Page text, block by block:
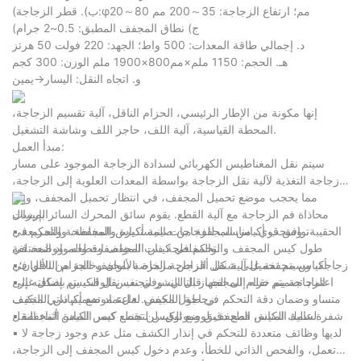
(ب). قطر الزجاجة:φ20～80 مم؛ ارتفاع الزجاجة: 35～200 مم
(ج) نطاق المجفف المطبق: 0.5~2 جرام
د. إجمالي طاقة المعدات: 500 واط؛ الجهد: 220 فولت 50 هرتز
هـ. الحجم: 1150 ملم×مم800×1900 ملم الوزن: 300 كجم
و. اتجاه النقل: اليسار→يمين
إنها مكونة من الإطار الرئيسي، الحزام الناقل، آلية تقسيم الزجاجة،
المحطة القياسية، آلية اللف، حاجز اللف وشاشة التشغيل.
مبدأ العمل:
سيتم نقل المغناطيس الكهربائي لسدادة الزجاجة الموجود على مسار
زجاجة التغذية لآلية نقل الزجاجة بواسطة المعدات العلوية إلى الزجاجة،
مما يحجب موضع تحميل المجفف، في انتظار تحميل المجفف، ويتم
محاذاة فم الزجاجة مع آلية القطع. يقوم سائق المحرك السائر بإرسال
الحقيبة، وسحب أكياس المجففة من صينية أكياس المجففة، والتحكم في
طول كيس المجفف والتحكم في كيس المجفف وقطعه، ووضعه في
زجاجة، وسيتم تحميل آلية نقل الزجاجة الخاصة بمجفف الحزام الناقل في
الزجاجة يتم نقله إلى الجهاز التالي، وفي نفس الوقت يتم إضافته إلى
زجاجة المجفف لملء موضع أكياس المجفف.
الميزات
▪ توافق قوي، مناسب للزجاجات المستديرة والمفلطحة والمربعة
والمفلطحة ذات المواصفات والمواد المختلفة.
▪أكياس مجففة على شكل أقراص مرمزة بالألوان وخالية من الألوان؛
▪اعتماد تصميم حزام المجفف قبل النشر لتجنب نقل الكيس بشكل غير
متساو وضمان دقة التحكم في طول الكيس. ▪اعتماد تصميم ذاتي التكيف
لسمك الكيس المجفف لوضع الكيس لتجنب كسر الكيس أثناء النقل
▪ لديها وظائف متعددة للتحكم في إنذار الكشف مثل عدم وجود زجاجة لا
تعمل، والفحص الذاتي للخطأ، وعدم دخول كيس المجفف إلى الزجاجة،